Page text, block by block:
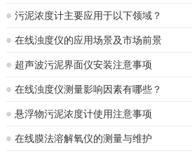
污泥浓度计主要应用于以下领域？
在线浊度仪的应用场景及市场前景
超声波污泥界面仪安装注意事项
在线浊度仪测量影响因素有哪些？
悬浮物污泥浓度计使用注意事项
在线膜法溶解氧仪的测量与维护